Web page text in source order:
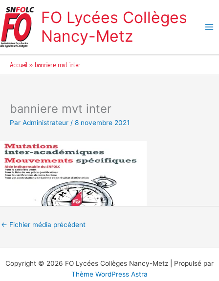
au
contenu
FO Lycées Collèges
Nancy-Metz
Accueil banniere mvt inter
banniere mvt inter
Par Administrateur / 8 novembre 2021
← Fichier média précédent
Copyright © 2026 FO Lycées Collèges Nancy-Metz | Propulsé par
Thème WordPress Astra